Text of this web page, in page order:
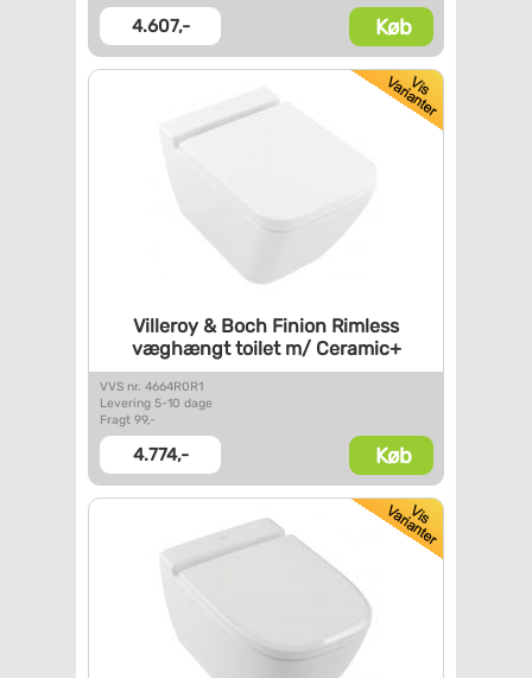
4.607,- Køb
Villeroy & Boch Finion Rimless
væghængt toilet m/ Ceramic+
VVS nr. 4664R0R1
Levering 5-10 dage
Fragt 99,-
4.774,- Køb